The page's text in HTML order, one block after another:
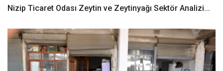
Nizip Ticaret Odası Zeytin ve Zeytinyağı Sektör Analizi...